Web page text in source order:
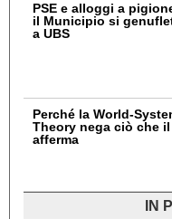
PSE e alloggi a
il Municipio si
a UBS
Perché la World-
Theory nega ciò che
afferma
IN